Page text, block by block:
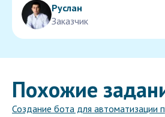
Руслан
Заказчик
Похожие
Создание бота для автоматизации